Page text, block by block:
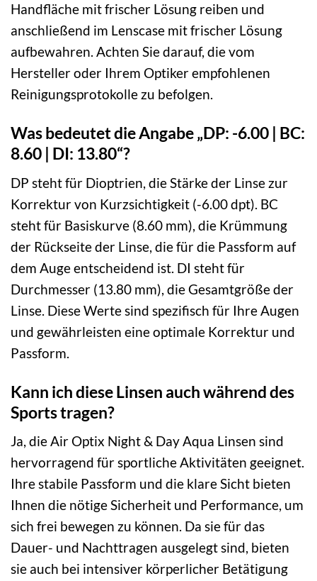
Handfläche mit frischer Lösung reiben und
anschließend im Lenscase mit frischer Lösung
aufbewahren. Achten Sie darauf, die vom
Hersteller oder Ihrem Optiker empfohlenen
Reinigungsprotokolle zu befolgen.
Was bedeutet die Angabe „DP: -6.00 | BC:
8.60 | DI: 13.80“?
DP steht für Dioptrien, die Stärke der Linse zur
Korrektur von Kurzsichtigkeit (-6.00 dpt). BC
steht für Basiskurve (8.60 mm), die Krümmung
der Rückseite der Linse, die für die Passform auf
dem Auge entscheidend ist. DI steht für
Durchmesser (13.80 mm), die Gesamtgröße der
Linse. Diese Werte sind spezifisch für Ihre Augen
und gewährleisten eine optimale Korrektur und
Passform.
Kann ich diese Linsen auch während des
Sports tragen?
Ja, die Air Optix Night & Day Aqua Linsen sind
hervorragend für sportliche Aktivitäten geeignet.
Ihre stabile Passform und die klare Sicht bieten
Ihnen die nötige Sicherheit und Performance, um
sich frei bewegen zu können. Da sie für das
Dauer- und Nachttragen ausgelegt sind, bieten
sie auch bei intensiver körperlicher Betätigung